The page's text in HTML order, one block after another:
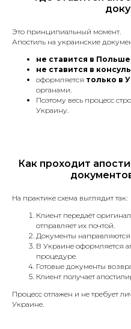
Это принципиальный момент.
Апостиль на украинские
не ставится в Польше;
не ставится в
оформляется только в
органами.
Поэтому весь процесс
Украину.
Как проходит
На практике схема выглядит так:
Клиент передаёт
отправляет их почтой.
Документы
В Украине оформляется
процедуре.
Готовые документы
Клиент получает
Процесс отлажен и не требует
Украине.
Свидетельства (о
браке, разводе,
Водительские права.
Документы на
продажи).
Дипломы и
Доверенности.
Договоры купли-
разного рода
Медицинские
и заключения.
и справки.
Лицензии и
Документы,
подачи в
(для получения вида
на жительство,
на работу, изменения
гражданства и
*Срочный перевод +30%